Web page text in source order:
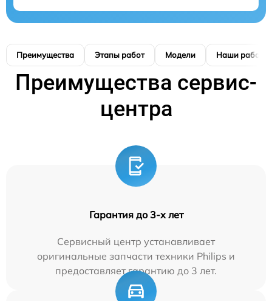
Преимущества Этапы работ Модели Наши работы
Преимущества сервис-
центра
Гарантия до 3-х лет
Сервисный центр устанавливает
оригинальные запчасти техники Philips и
предоставляет гарантию до 3 лет.